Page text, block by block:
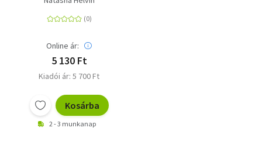
Online ár:
5 130 Ft
Kiadói ár: 5 700 Ft
Kosárba
2 - 3 munkanap